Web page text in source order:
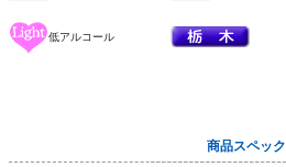
低アルコール
商品スペック